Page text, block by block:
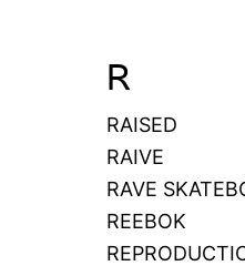
R
RAISED
RAIVE
RAVE
REEBOK